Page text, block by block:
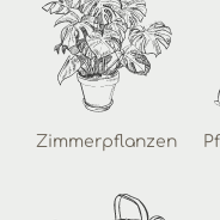
Zimmerpflanzen